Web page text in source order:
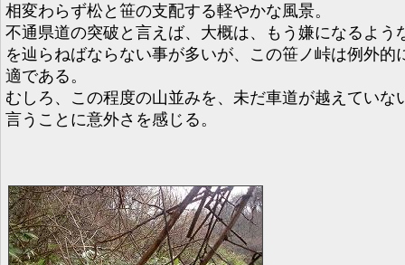
相変わらず松と笹の支配する軽やかな風景。
不通県道の突破と言えば、大概は、もう嫌になるよう
を辿らねばならない事が多いが、この笹ノ峠は例外的
適である。
むしろ、この程度の山並みを、未だ車道が越えていな
言うことに意外さを感じる。